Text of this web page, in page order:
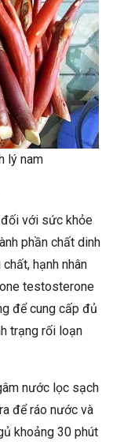
lý nam
đối với sức khỏe
phần chất dinh
hạnh nhân
testosterone
để cung cấp đủ
trạng rối loạn
nước lọc sạch
để ráo nước và
khoảng 30 phút